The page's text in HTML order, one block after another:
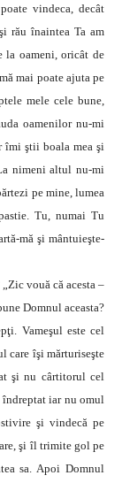
vindeca, decât
rău înaintea Ta am
la oameni, oricât de
mai poate ajuta pe
mele cele bune,
oamenilor nu-mi
îmi ştii boala mea şi
nimeni altul nu-mi
pe mine, lumea
Tu, numai Tu
mă şi mântuieşte-
vouă că acesta –
Domnul aceasta?
Vameşul este cel
care îşi mărturiseşte
şi nu cârtitorul cel
îndreptat iar nu omul
şi vindecă pe
şi îl trimite gol pe
sa. Apoi Domnul